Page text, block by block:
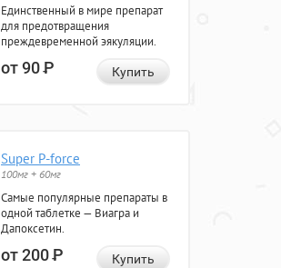
Единственный в мире препарат
для предотвращения
преждевременной эякуляции.
от 90Р Купить
Super P-force
100мг + 60мг
Самые популярные препараты в
одной таблетке — Виагра и
Дапоксетин.
от 200Р Купить